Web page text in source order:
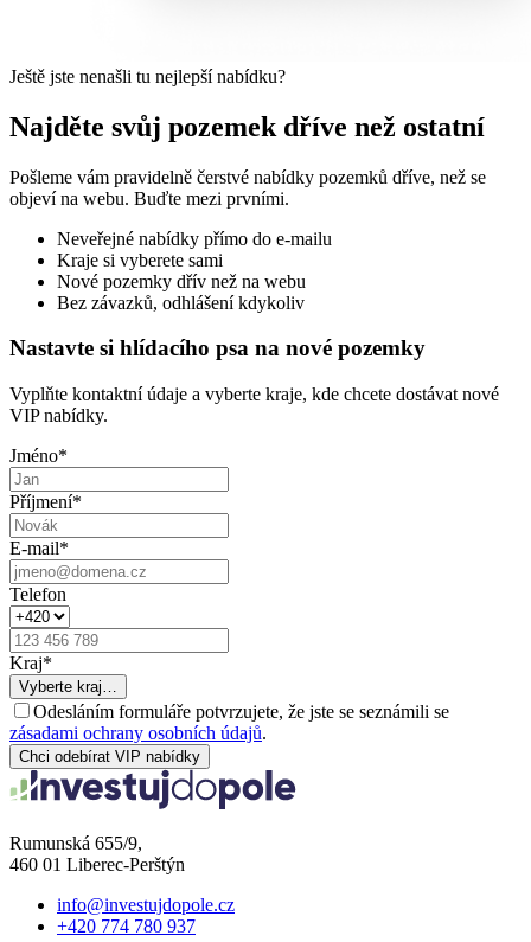
Ještě jste nenašli tu nejlepší nabídku?
Najděte svůj pozemek dříve než ostatní
Pošleme vám pravidelně čerstvé nabídky pozemků dříve, než se
objeví na webu. Buďte mezi prvními.
Neveřejné nabídky přímo do e-mailu
Kraje si vyberete sami
Nové pozemky dřív než na webu
Bez závazků, odhlášení kdykoliv
Nastavte si hlídacího psa na nové pozemky
Vyplňte kontaktní údaje a vyberte kraje, kde chcete dostávat nové
VIP nabídky.
Jméno*
Příjmení*
E-mail*
Telefon
Kraj*
Vyberte kraj…
Odesláním formuláře potvrzujete, že jste se seznámili se
zásadami ochrany osobních údajů.
Chci odebírat VIP nabídky
Rumunská 655/9,
460 01 Liberec-Perštýn
info@investujdopole.cz
+420 774 780 937